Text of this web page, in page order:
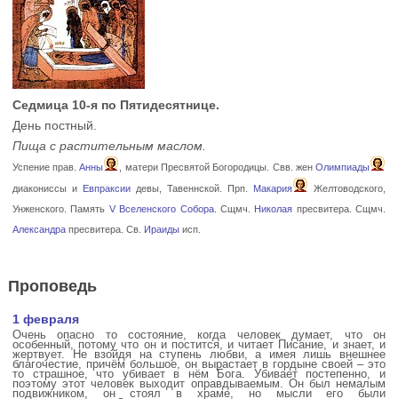
Седмица 10-я по Пятидесятнице.
День постный.
Пища с растительным маслом.
Успение прав.Анны , матери Пресвятой Богородицы. Свв. женОлимпиады
диакониссы и
Евпраксиидевы, Тавеннской. Прп. Макария
Желтоводского,
Унженского. Память V Вселенского Собора. Сщмч. Николая пресвитера. Сщмч.
Александрапресвитера. Св. Ираидыисп.
Проповедь
1 февраля
Очень опасно то состояние, когда человек думает, что он
особенный, потому что он и постится, и читает Писание, и знает, и
жертвует. Не взойдя на ступень любви, а имея лишь внешнее
благочестие, причём большое, он вырастает в гордыне своей – это
то страшное, что убивает в нём Бога. Убивает постепенно, и
поэтому этот человек выходит оправдываемым. Он был немалым
подвижником, он стоял в храме, но мысли его были